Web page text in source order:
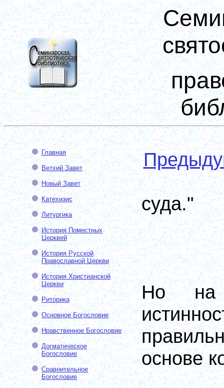
Главная
Ветхий Завет
Новый Завет
Катехизис
Литургика
История Поместных
Церквей
История Русской
Православной Церкви
История Христианской
Церкви
Риторика
Основное Богословие
Нравственное Богословие
Догматическое
Богословие
Сравнительное
Богословие
суда."
Но на
основе